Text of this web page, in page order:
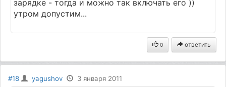
зарядке - тогда и можно так включать его ))
утром допустим...
0 ответить
#18 yagushov 3 января 2011